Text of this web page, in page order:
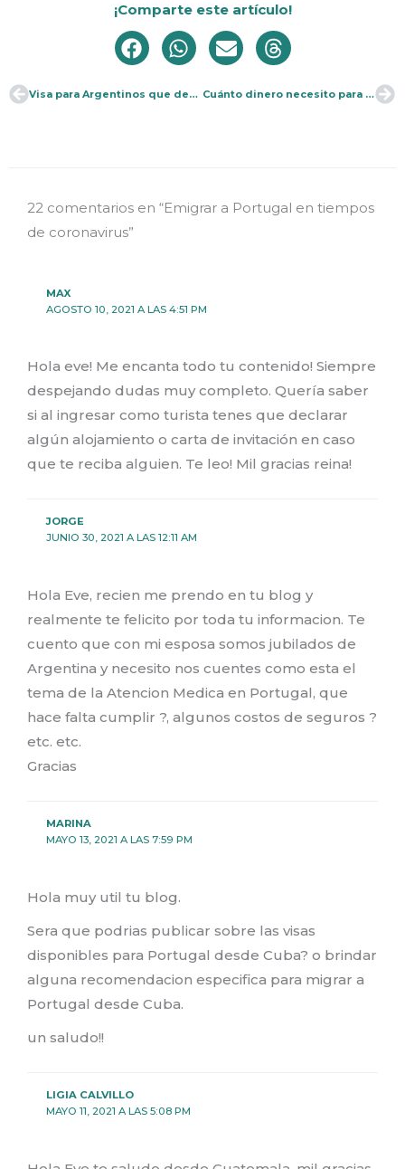
¡Comparte este artículo!
Ant Visa para Argentinos que desean residir Portugal Cuánto dinero necesito para emigrar a Portugal
22 comentarios en “Emigrar a Portugal en tiempos
de coronavirus”
MAX
AGOSTO 10, 2021 A LAS 4:51 PM
Hola eve! Me encanta todo tu contenido! Siempre
despejando dudas muy completo. Quería saber
si al ingresar como turista tenes que declarar
algún alojamiento o carta de invitación en caso
que te reciba alguien. Te leo! Mil gracias reina!
JORGE
JUNIO 30, 2021 A LAS 12:11 AM
Hola Eve, recien me prendo en tu blog y
realmente te felicito por toda tu informacion. Te
cuento que con mi esposa somos jubilados de
Argentina y necesito nos cuentes como esta el
tema de la Atencion Medica en Portugal, que
hace falta cumplir ?, algunos costos de seguros ?
etc. etc.
Gracias
MARINA
MAYO 13, 2021 A LAS 7:59 PM
Hola muy util tu blog.
Sera que podrias publicar sobre las visas
disponibles para Portugal desde Cuba? o brindar
alguna recomendacion especifica para migrar a
Portugal desde Cuba.
un saludo!!
LIGIA CALVILLO
MAYO 11, 2021 A LAS 5:08 PM